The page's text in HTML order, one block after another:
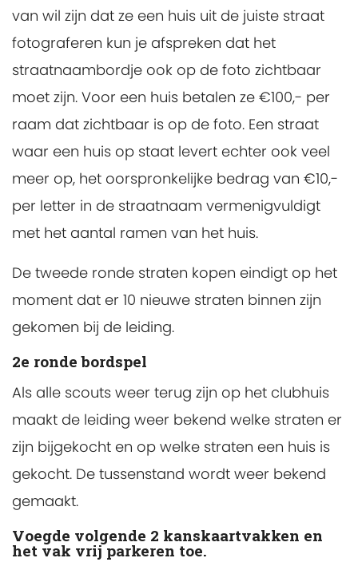
van wil zijn dat ze een huis uit de juiste straat
fotograferen kun je afspreken dat het
straatnaambordje ook op de foto zichtbaar
moet zijn. Voor een huis betalen ze €100,- per
raam dat zichtbaar is op de foto. Een straat
waar een huis op staat levert echter ook veel
meer op, het oorspronkelijke bedrag van €10,-
per letter in de straatnaam vermenigvuldigt
met het aantal ramen van het huis.
De tweede ronde straten kopen eindigt op het
moment dat er 10 nieuwe straten binnen zijn
gekomen bij de leiding.
2e ronde bordspel
Als alle scouts weer terug zijn op het clubhuis
maakt de leiding weer bekend welke straten er
zijn bijgekocht en op welke straten een huis is
gekocht. De tussenstand wordt weer bekend
gemaakt.
Voegde volgende 2 kanskaartvakken en
het vak vrij parkeren toe.